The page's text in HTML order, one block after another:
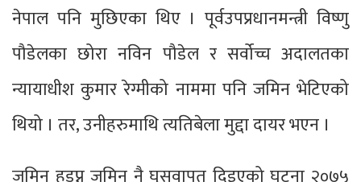
नेपाल पनि मुछिएका थिए । पूर्वउपप्रधानमन्त्री विष्णु
पौडेलका छोरा नविन पौडेल र सर्वोच्च अदालतका
न्यायाधीश कुमार रेग्मीको नाममा पनि जमिन भेटिएको
थियो । तर, उनीहरुमाथि त्यतिबेला मुद्दा दायर भएन ।